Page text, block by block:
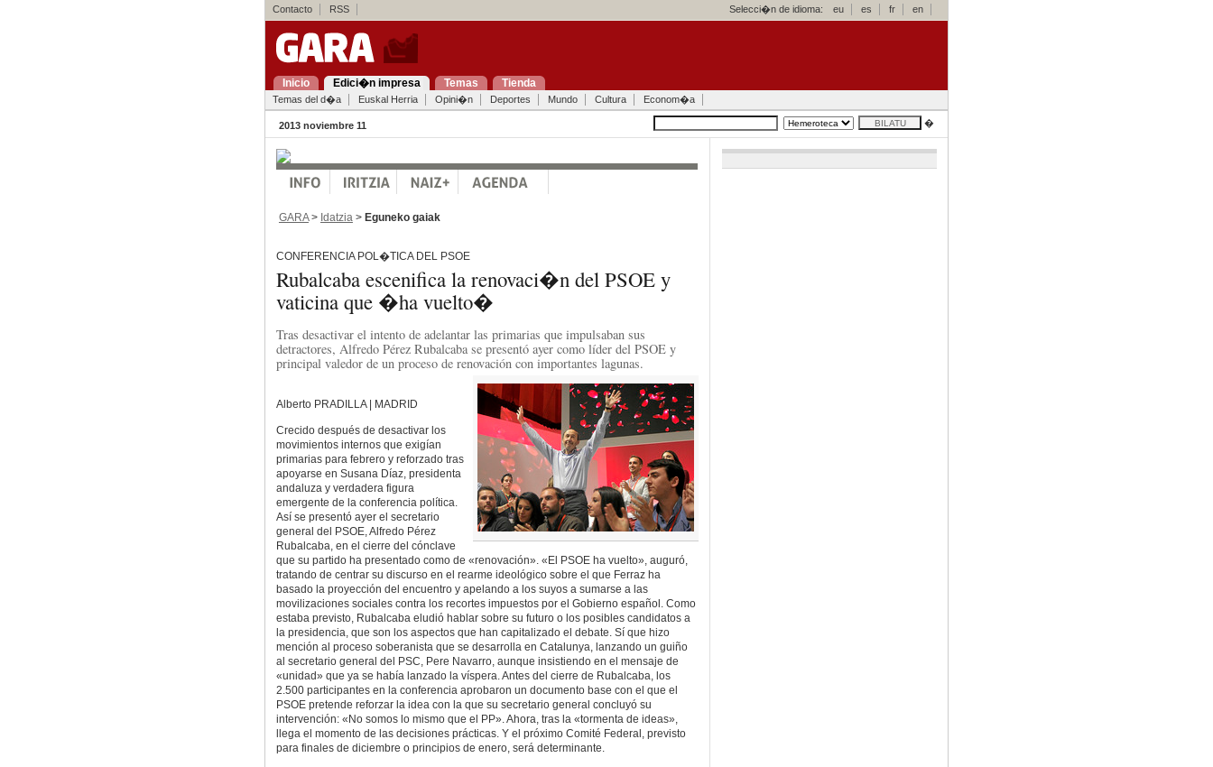
Contacto RSS Selecci�n de idioma: eu es fr en
Inicio Edici�n impresa Temas Tienda
Temas del d�a Euskal Herria Opini�n Deportes Mundo Cultura Econom�a
2013 noviembre 11 �
GARA> Idatzia > Eguneko gaiak
CONFERENCIA POL�TICA DEL PSOE
Rubalcaba escenifica la renovaci�n del PSOE y
vaticina que �ha vuelto�
Tras desactivar el intento de adelantar las primarias que impulsaban sus
detractores, Alfredo Pérez Rubalcaba se presentó ayer como líder del PSOE y
principal valedor de un proceso de renovación con importantes lagunas.
Alberto PRADILLA | MADRID
Crecido después de desactivar los
movimientos internos que exigían
primarias para febrero y reforzado tras
apoyarse en Susana Díaz, presidenta
andaluza y verdadera figura
emergente de la conferencia política.
Así se presentó ayer el secretario
general del PSOE, Alfredo Pérez
Rubalcaba, en el cierre del cónclave
que su partido ha presentado como de «renovación». «El PSOE ha vuelto», auguró,
tratando de centrar su discurso en el rearme ideológico sobre el que Ferraz ha
basado la proyección del encuentro y apelando a los suyos a sumarse a las
movilizaciones sociales contra los recortes impuestos por el Gobierno español. Como
estaba previsto, Rubalcaba eludió hablar sobre su futuro o los posibles candidatos a
la presidencia, que son los aspectos que han capitalizado el debate. Sí que hizo
mención al proceso soberanista que se desarrolla en Catalunya, lanzando un guiño
al secretario general del PSC, Pere Navarro, aunque insistiendo en el mensaje de
«unidad» que ya se había lanzado la víspera. Antes del cierre de Rubalcaba, los
2.500 participantes en la conferencia aprobaron un documento base con el que el
PSOE pretende reforzar la idea con la que su secretario general concluyó su
intervención: «No somos lo mismo que el PP». Ahora, tras la «tormenta de ideas»,
llega el momento de las decisiones prácticas. Y el próximo Comité Federal, previsto
para finales de diciembre o principios de enero, será determinante.